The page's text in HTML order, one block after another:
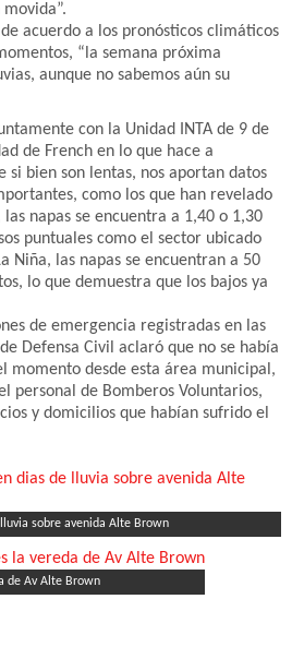
acuerdo a los pronósticos climáticos
“la semana próxima
aunque no sabemos aún su
con la Unidad INTA de 9 de
de French en lo que hace a
si bien son lentas, nos aportan datos
como los que han revelado
napas se encuentra a 1,40 o 1,30
puntuales como el sector ubicado
Niña, las napas se encuentran a 50
lo que demuestra que los bajos ya
de emergencia registradas en las
Defensa Civil aclaró que no se había
momento desde esta área municipal,
personal de Bomberos Voluntarios,
y domicilios que habían sufrido el
sobre avenida Alte Brown
de Av Alte Brown